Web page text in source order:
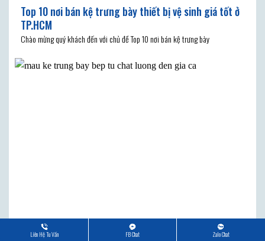
Top 10 nơi bán kệ trưng bày thiết bị vệ sinh giá tốt ở
TP.HCM
Chào mừng quý khách đến với chủ đề Top 10 nơi bán kệ trưng bày
Liên Hệ Tu Vấn FB Chat Zalo Chat